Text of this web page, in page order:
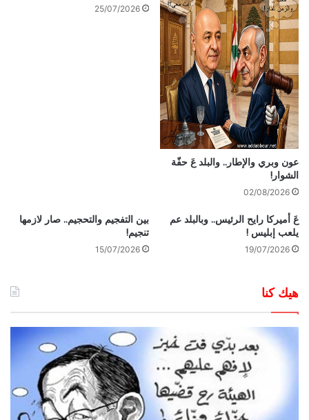
عون وبري والإطار.. والبلد عَ حفّة
الشوار!
02/08/2026
25/07/2026
عَ أميركا رايح الرئيس.. وبالبلد عم
يلعب إبليس !
19/07/2026
بين التفجيم والتحجيم.. صار لازمها
تنجيم!
15/07/2026
هيك كنا